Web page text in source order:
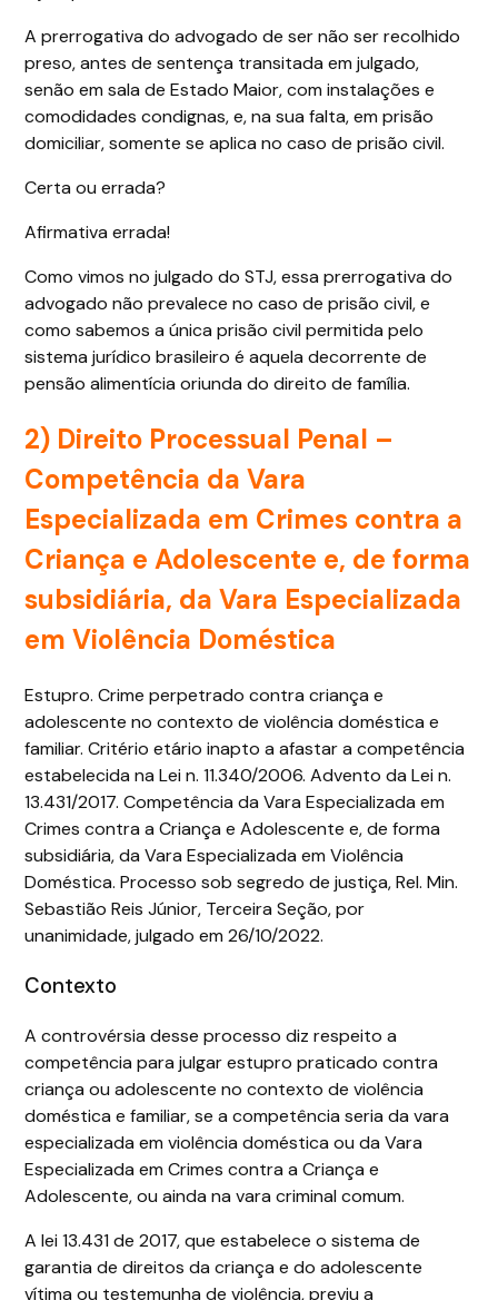
A prerrogativa do advogado de ser não ser recolhido
preso, antes de sentença transitada em julgado,
senão em sala de Estado Maior, com instalações e
comodidades condignas, e, na sua falta, em prisão
domiciliar, somente se aplica no caso de prisão civil.
Certa ou errada?
Afirmativa errada!
Como vimos no julgado do STJ, essa prerrogativa do
advogado não prevalece no caso de prisão civil, e
como sabemos a única prisão civil permitida pelo
sistema jurídico brasileiro é aquela decorrente de
pensão alimentícia oriunda do direito de família.
2) Direito Processual Penal –
Competência da Vara
Especializada em Crimes contra a
Criança e Adolescente e, de forma
subsidiária, da Vara Especializada
em Violência Doméstica
Estupro. Crime perpetrado contra criança e
adolescente no contexto de violência doméstica e
familiar. Critério etário inapto a afastar a competência
estabelecida na Lei n. 11.340/2006. Advento da Lei n.
13.431/2017. Competência da Vara Especializada em
Crimes contra a Criança e Adolescente e, de forma
subsidiária, da Vara Especializada em Violência
Doméstica. Processo sob segredo de justiça, Rel. Min.
Sebastião Reis Júnior, Terceira Seção, por
unanimidade, julgado em 26/10/2022.
Contexto
A controvérsia desse processo diz respeito a
competência para julgar estupro praticado contra
criança ou adolescente no contexto de violência
doméstica e familiar, se a competência seria da vara
especializada em violência doméstica ou da Vara
Especializada em Crimes contra a Criança e
Adolescente, ou ainda na vara criminal comum.
A lei 13.431 de 2017, que estabelece o sistema de
garantia de direitos da criança e do adolescente
vítima ou testemunha de violência, previu a